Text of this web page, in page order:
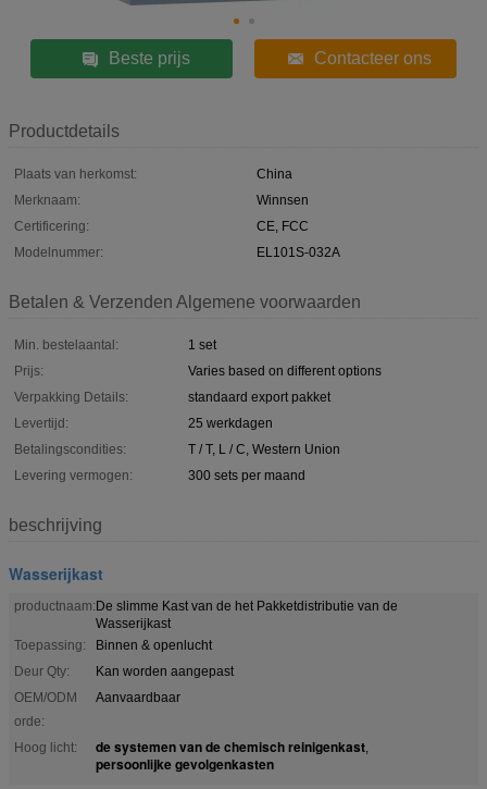
Beste prijs Contacteer ons
Productdetails
Plaats van herkomst:
China
Merknaam:
Winnsen
Certificering:
CE, FCC
Modelnummer:
EL101S-032A
Betalen & Verzenden Algemene voorwaarden
Min. bestelaantal:
1 set
Prijs:
Varies based on different options
Verpakking Details:
standaard export pakket
Levertijd:
25 werkdagen
Betalingscondities:
T / T, L / C, Western Union
Levering vermogen:
300 sets per maand
beschrijving
Wasserijkast
productnaam:De slimme Kast van de het Pakketdistributie van de
Wasserijkast
Toepassing:
Binnen & openlucht
Deur Qty:
Kan worden aangepast
OEM/ODM
orde:
Aanvaardbaar
Hoog licht: de systemen van de chemisch reinigenkast,
persoonlijke gevolgenkasten